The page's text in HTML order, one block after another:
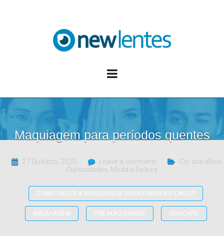
Maquiagem para períodos quentes
27 Outubro, 2020 Leave a comment Cor dos olhos,
Curiosidades, Moda e Beleza
COMO FAZER A MAQUIAGEM DURAR MAIS NO CALOR
MAQUIAGEM PRÉ-MAQUIAGEM SKINCARE